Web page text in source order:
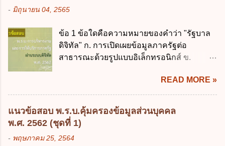
โปร่งใสและตรวจสอบได้ ข้อ 4. พระราช
บัญญัติวิธีการงบประมาณ พ.ศ. 2561 บัญญัติ
ให้การบริหา...
เกินร้อยละ 60 ข้อ 3 กฎหมายว่าด้วยวินัยการ
กฎหมายที่ให้จัดเก็บภาษีอากรหรือค่า
ธรรมเนียมเพิ่มขึ้นจากที่กำหนดไว้ในกฎหมาย
เพื่อการนำไปใช้จ่ายตามวัตถุประสงค์หรือเพื่อ
ข้อใด ก. เป็นไปตามความต้องการของชุมชน
ข. เพื่อป็นรายได้ขององค์กรปกครองส่วนท้อง
ถิ่น ค. มีเหตุจำเป็นหรือเหตุฉุกเฉินที่มิอาจหลีก
เลี่ยงได้ ง. สอดคล้องกับยุทธศาสตร์ชาติ ข้อ 4
- มิถุนายน 04, 2565
ข้อ 1 ข้อใดคือความหมายของคำว่า "รัฐบาล
ดิจิทัล" ก. การเปิดเผยข้อมูลภาครัฐต่อ
สาธารณะด้วยรูปแบบอิเล็กทรอนิกส์ ข.
การบริหารงาน การให้บริการ การบูรณาการ
ข้อมูลภาครัฐ ค. วิธีการนำสัญลักษณ์ศูนย์และ
หนึ่ง เพื่อใช้สร้างระบบต่าง ๆ ง. สำนักงาน
พัฒนารัฐบาลดิจิทัล (องค์การมหาชน) ข้อ 2
การบริหารงานภาครัฐและการจัดทำบริการ
สาธารณะผ่านระบบดิจิทัล ต้องมีวัตถุประสงค์
READ MORE »
แนวข้อสอบ พ.ร.บ.คุ้มครองข้อมูลส่วนบุคคล
พ.ศ. 2562 (ชุดที่ 1)
- พฤษภาคม 25, 2564